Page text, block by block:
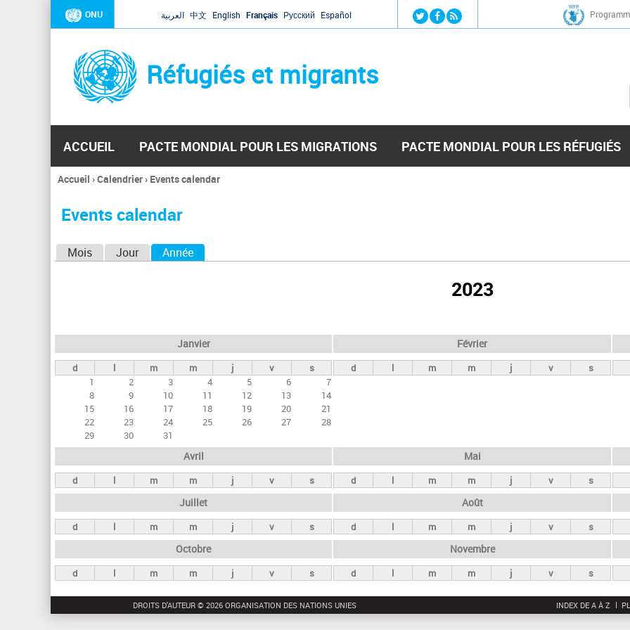
Jump to navigation
ONU العربية 中文 English Français Русский Español
Réfugiés et migrants
ACCUEIL PACTE MONDIAL POUR LES MIGRATIONS PACTE MONDIAL POUR LES RÉFUGIÉS
Vous
ici
Accueil ›Calendrier› Events calendar
Events calendar
e
t
s
n
c
i
p
a
x
Mois Jour Année
2023
Janvier
d l m m j v
s
1
2 3 4 5 6
7
8
9 10 11 12 13
14
15
16 17 18 19 20
21
22
23 24 25 26 27
28
29
30 31
Février
d l m m j v s
Avril
d l m m j v s
Mai
d l m m j v s
Juillet
d l m m j v s
Août
d l m m j v s
Octobre
d l m m j v s
Novembre
d l m m j v s
DROITS D'AUTEUR © 2026 ORGANISATION DES NATIONS UNIES INDEX DE A À Z